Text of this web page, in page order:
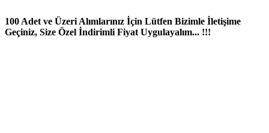
100 Adet ve Üzeri Alımlarınız İçin Lütfen Bizimle İletişime
Geçiniz, Size Özel İndirimli Fiyat Uygulayalım... !!!